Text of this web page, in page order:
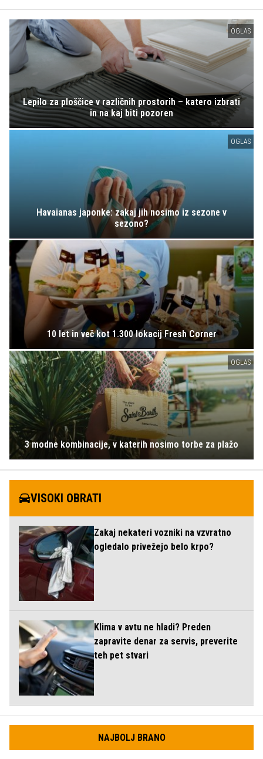
OGLAS
Lepilo za ploščice v različnih prostorih – katero izbrati
in na kaj biti pozoren
OGLAS
Havaianas japonke: zakaj jih nosimo iz sezone v
sezono?
10 let in več kot 1.300 lokacij Fresh Corner
OGLAS
3 modne kombinacije, v katerih nosimo torbe za plažo
VISOKI OBRATI
Zakaj nekateri vozniki na vzvratno
ogledalo privežejo belo krpo?
Klima v avtu ne hladi? Preden
zapravite denar za servis, preverite
teh pet stvari
NAJBOLJ BRANO